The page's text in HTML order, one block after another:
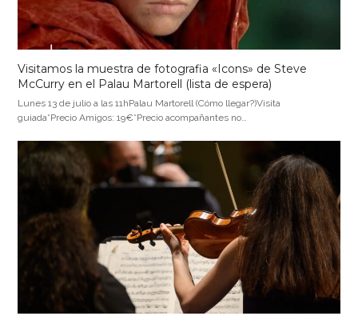
Visitamos la muestra de fotografia «Icons» de Steve
McCurry en el Palau Martorell (lista de espera)
Lunes 13 de julio a las 11hPalau Martorell (Cómo llegar?)Visita
guiada*Precio Amigos: 19€*Precio acompañantes no…